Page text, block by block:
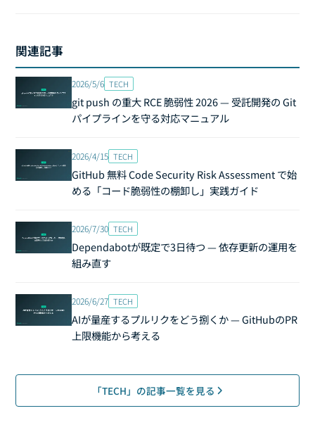
関連記事
2026/5/6 TECH
git push の重大 RCE 脆弱性 2026 — 受託開発の Git
パイプラインを守る対応マニュアル
2026/4/15 TECH
GitHub 無料 Code Security Risk Assessment で始
める「コード脆弱性の棚卸し」実践ガイド
2026/7/30 TECH
Dependabotが既定で3日待つ — 依存更新の運用を
組み直す
2026/6/27 TECH
AIが量産するプルリクをどう捌くか — GitHubのPR
上限機能から考える
「TECH」の記事一覧を見る